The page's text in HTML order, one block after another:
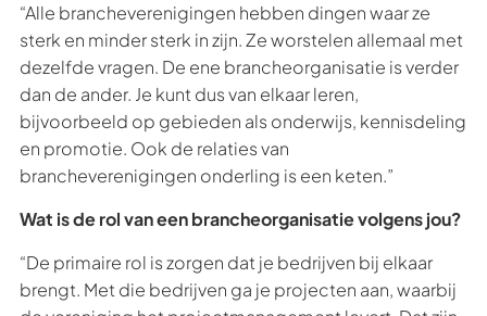
“Alle brancheverenigingen hebben dingen waar ze
sterk en minder sterk in zijn. Ze worstelen allemaal met
dezelfde vragen. De ene brancheorganisatie is verder
dan de ander. Je kunt dus van elkaar leren,
bijvoorbeeld op gebieden als onderwijs, kennisdeling
en promotie. Ook de relaties van
brancheverenigingen onderling is een keten.”
Wat is de rol van een brancheorganisatie volgens jou?
“De primaire rol is zorgen dat je bedrijven bij elkaar
brengt. Met die bedrijven ga je projecten aan, waarbij